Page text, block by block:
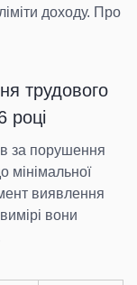
доходу. Про
трудового
році
за порушення
мінімальної
виявлення
вони